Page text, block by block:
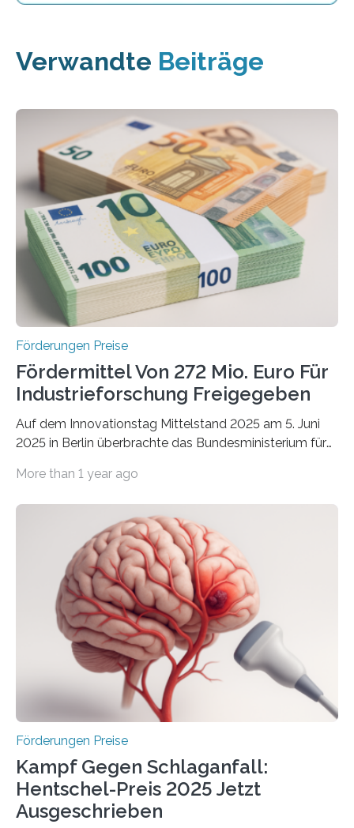
Verwandte Beiträge
Förderungen Preise
Fördermittel Von 272 Mio. Euro Für
Industrieforschung Freigegeben
Auf dem Innovationstag Mittelstand 2025 am 5. Juni
2025 in Berlin überbrachte das Bundesministerium für
Überplanmäßige Verpflichtungsermächtigungen in
Woche vom Haushaltsausschuss freigegeben – unter
anderem zur Unterstützung der
Industrieforschungsprogramme Industrielle
Gemeinschaftsforschung (IGF), Zentrales
Innovationsprogramm Mittelstand (ZIM) und
Innovationskompetenz INNO-KOM. Auf dem
Innovationstag Mittelstand 2025 am 5. Juni 2025 in
Berlin überbrachte das Bundesministerium für
Wirtschaft und Energie eine gute Nachricht:
Überplanmäßige Verpflichtungsermächtigungen in
More than 1 year ago
Förderungen Preise
Kampf Gegen Schlaganfall:
Hentschel-Preis 2025 Jetzt
Ausgeschrieben